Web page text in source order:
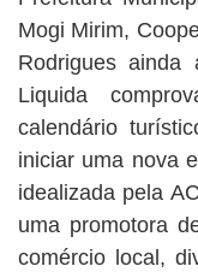
Mogi Mirim,
Rodrigues
Liquida
calendário
iniciar uma nova
idealizada pela
uma promotora
comércio local,